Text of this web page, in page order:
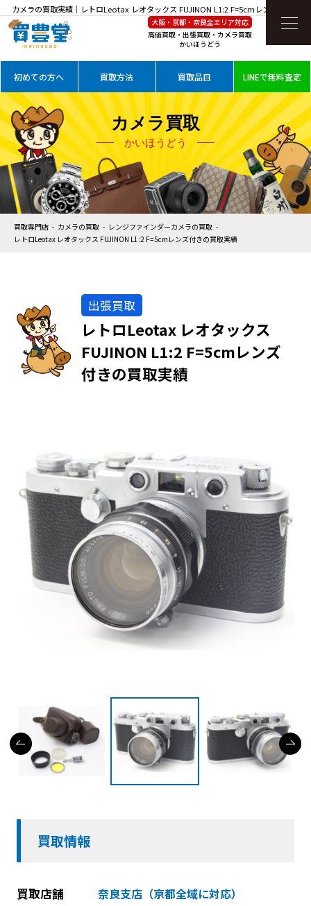
カメラの買取実績｜レトロLeotax レオタックス FUJINON L1:2 F=5cmレンズ付きを高
価買取
大阪・京都・奈良全エリア対応
高価買取・出張買取・カメラ買取
かいほうどう
初めての方へ 買取方法 買取品目 LINEで無料査定
カメラ買取
かいほうどう
買取専門店 カメラの買取
レンジファインダーカメラの買取
レトロLeotax レオタックス FUJINON L1:2 F=5cmレンズ付きの買取実績
出張買取
レトロLeotax レオタックス
FUJINON L1:2 F=5cmレンズ
付きの買取実績
買取情報
買取店舗 奈良支店（京都全域に対応）